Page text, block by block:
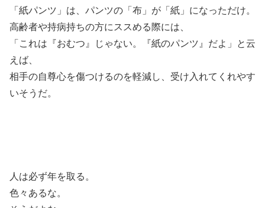
「紙パンツ」は、パンツの「布」が「紙」になっただけ。
高齢者や持病持ちの方にススめる際には、
「これは『おむつ』じゃない。『紙のパンツ』だよ」と云
えば、
相手の自尊心を傷つけるのを軽減し、受け入れてくれやす
いそうだ。
人は必ず年を取る。
色々あるな。